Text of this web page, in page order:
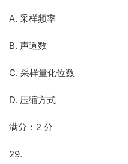
A. 采样频率
B. 声道数
C. 采样量化位数
D. 压缩方式
满分：2 分
29.